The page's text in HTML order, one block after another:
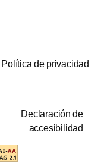
Política de privacidad
Declaración de
accesibilidad